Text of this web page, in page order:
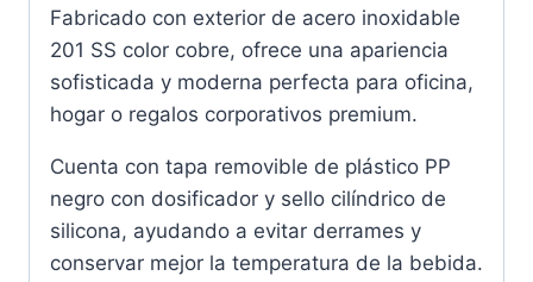
Fabricado con exterior de acero inoxidable
201 SS color cobre, ofrece una apariencia
sofisticada y moderna perfecta para oficina,
hogar o regalos corporativos premium.
Cuenta con tapa removible de plástico PP
negro con dosificador y sello cilíndrico de
silicona, ayudando a evitar derrames y
conservar mejor la temperatura de la bebida.